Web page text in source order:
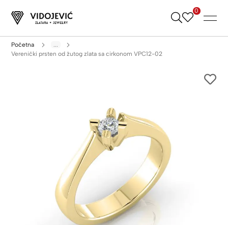
Skip
0
Početna
...
Verenički prsten od žutog zlata sa cirkonom VPC12-02